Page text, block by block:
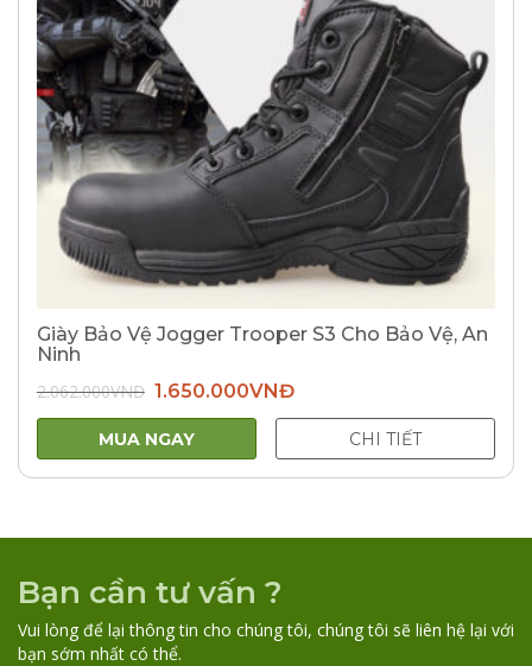
Giày Bảo Vệ Jogger Trooper S3 Cho Bảo Vệ, An
Ninh
2.062.000VNĐ Giá
gốc
là:
2.062.000VNĐ.
1.650.000VNĐGiá
tại
1.650.000VNĐ.
MUA NGAY CHI TIẾT
Bạn cần tư vấn ?
Vui lòng để lại thông tin cho chúng tôi, chúng tôi sẽ liên hệ lại với
bạn sớm nhất có thể.